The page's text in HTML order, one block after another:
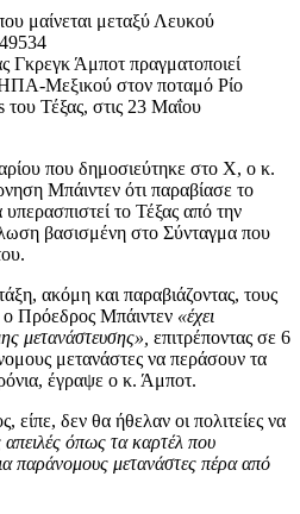
Γκρεγκ Άμποτ πραγματοποιεί
Μεξικού στον ποταμό Ρίο
του Τέξας, στις 23 Μαΐου
που δημοσιεύτηκε στο X, ο κ.
Μπάιντεν ότι παραβίασε το
το Τέξας από την
βασισμένη στο Σύνταγμα που
ακόμη και παραβιάζοντας, τους
ο Πρόεδρος Μπάιντεν «έχει
μετανάστευσης», επιτρέποντας σε 6
μετανάστες να περάσουν τα
έγραψε ο κ. Άμποτ.
είπε, δεν θα ήθελαν οι πολιτείες να
απειλές όπως τα καρτέλ που
παράνομους μετανάστες πέρα ​​από